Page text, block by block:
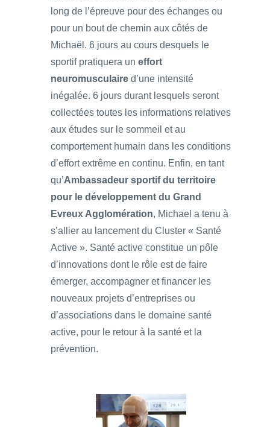
long de l’épreuve pour des échanges ou
pour un bout de chemin aux côtés de
Michaël. 6 jours au cours desquels le
sportif pratiquera un effort
neuromusculaire d’une intensité
inégalée. 6 jours durant lesquels seront
collectées toutes les informations relatives
aux études sur le sommeil et au
comportement humain dans les conditions
d’effort extrême en continu. Enfin, en tant
qu’Ambassadeur sportif du territoire
pour le développement du Grand
Evreux Agglomération, Michael a tenu à
s’allier au lancement du Cluster « Santé
Active ». Santé active constitue un pôle
d’innovations dont le rôle est de faire
émerger, accompagner et financer les
nouveaux projets d’entreprises ou
d’associations dans le domaine santé
active, pour le retour à la santé et la
prévention.